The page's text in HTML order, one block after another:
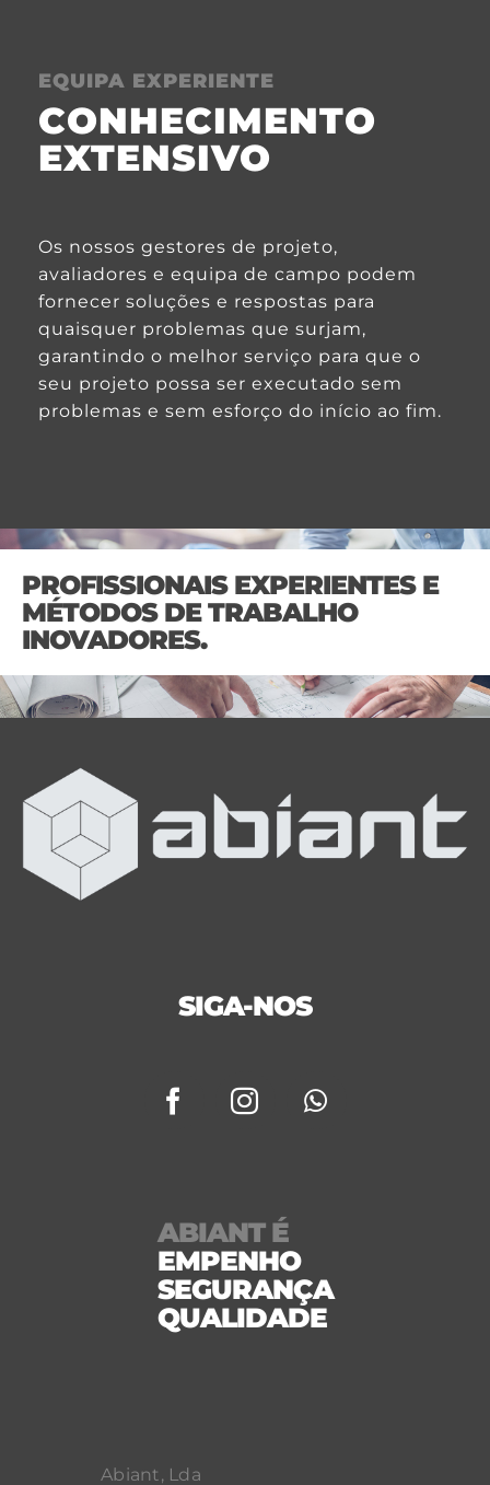
EQUIPA EXPERIENTE
CONHECIMENTO
EXTENSIVO
Os nossos gestores de projeto,
avaliadores e equipa de campo podem
fornecer soluções e respostas para
quaisquer problemas que surjam,
garantindo o melhor serviço para que o
seu projeto possa ser executado sem
problemas e sem esforço do início ao fim.
PROFISSIONAIS EXPERIENTES E
MÉTODOS DE TRABALHO
INOVADORES.
SIGA-NOS
ABIANT É
EMPENHO
SEGURANÇA
QUALIDADE
Abiant, Lda